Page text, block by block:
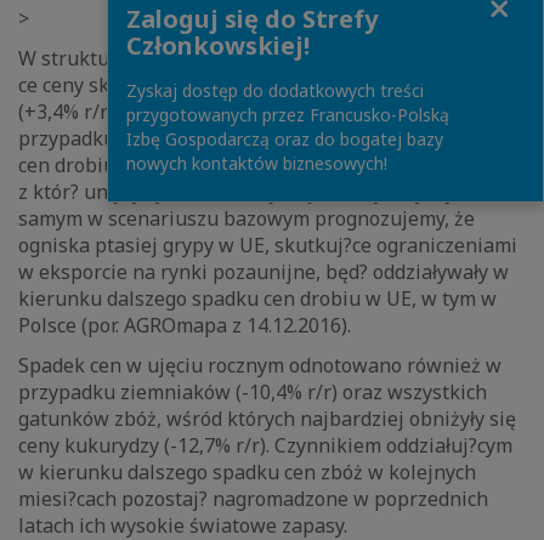
>
W strukturze danych na uwagę zasługuj? również rosn?
ce ceny skupu trzody chlewnej (+23,8% r/r) oraz bydła
(+3,4% r/r). Niższe ceny odnotowano natomiast w
przypadku drobiu (-7,8% r/r). Utrzymuj?cy się spadek
cen drobiu stanowi wsparcie dla naszej oceny, zgodnie
z któr? unijny rynek drobiu jest już nasycony. Tym
samym w scenariuszu bazowym prognozujemy, że
ogniska ptasiej grypy w UE, skutkuj?ce ograniczeniami
w eksporcie na rynki pozaunijne, będ? oddziaływały w
kierunku dalszego spadku cen drobiu w UE, w tym w
Polsce (por. AGROmapa z 14.12.2016).
Spadek cen w ujęciu rocznym odnotowano również w
przypadku ziemniaków (-10,4% r/r) oraz wszystkich
gatunków zbóż, wśród których najbardziej obniżyły się
ceny kukurydzy (-12,7% r/r). Czynnikiem oddziałuj?cym
w kierunku dalszego spadku cen zbóż w kolejnych
miesi?cach pozostaj? nagromadzone w poprzednich
latach ich wysokie światowe zapasy.
Zaloguj się do Strefy
Członkowskiej!
Zyskaj dostęp do dodatkowych treści
przygotowanych przez Francusko-Polską
Izbę Gospodarczą oraz do bogatej bazy
nowych kontaktów biznesowych!